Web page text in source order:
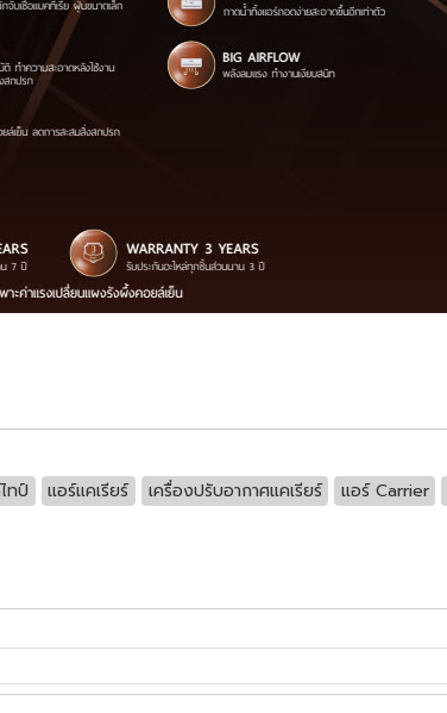
ทป์ แอร์แคเรียร์ เครื่องปรับอากาศแคเรียร์ แอร์ Carrier